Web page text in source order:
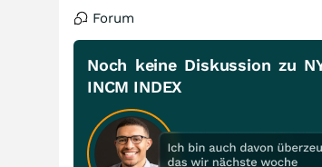
Forum
Noch keine Diskussion zu
INCM INDEX